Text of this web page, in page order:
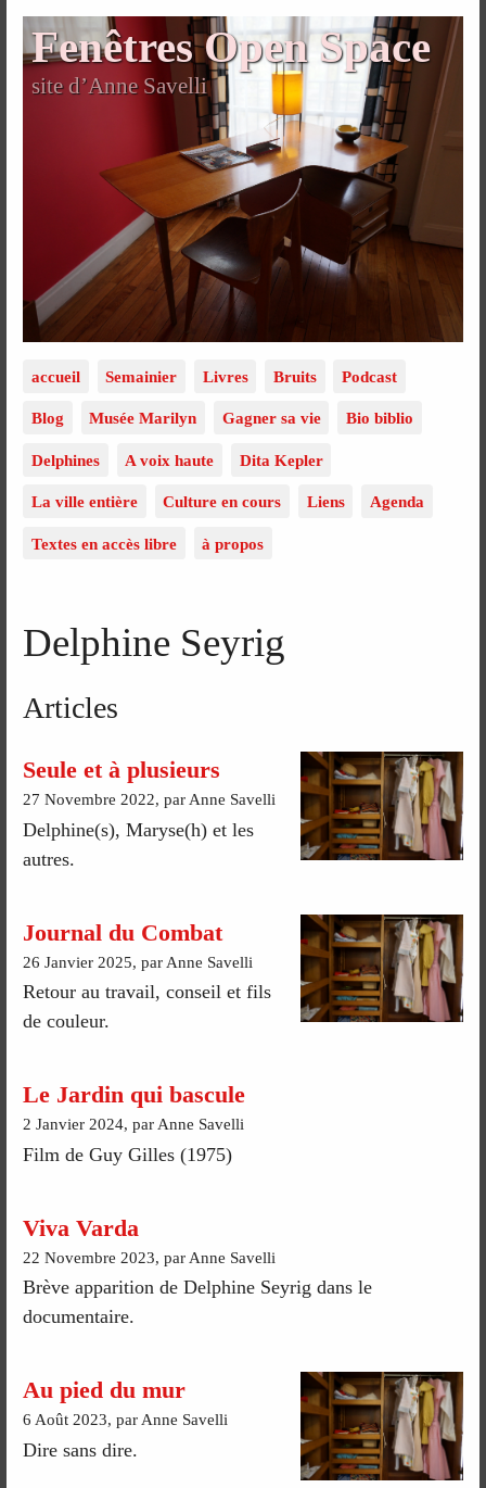
Fenêtres Open Space
site d’Anne Savelli
accueil Semainier Livres Bruits Podcast
Blog Musée Marilyn Gagner sa vie Bio biblio
Delphines A voix haute Dita Kepler
La ville entière Culture en cours Liens Agenda
Textes en accès libre à propos
Delphine Seyrig
Articles
Seule et à plusieurs
27 Novembre 2022, par Anne Savelli
Delphine(s), Maryse(h) et les
autres.
Journal du Combat
26 Janvier 2025, par Anne Savelli
Retour au travail, conseil et fils
de couleur.
Le Jardin qui bascule
2 Janvier 2024, par Anne Savelli
Film de Guy Gilles (1975)
Viva Varda
22 Novembre 2023, par Anne Savelli
Brève apparition de Delphine Seyrig dans le
documentaire.
Au pied du mur
6 Août 2023, par Anne Savelli
Dire sans dire.